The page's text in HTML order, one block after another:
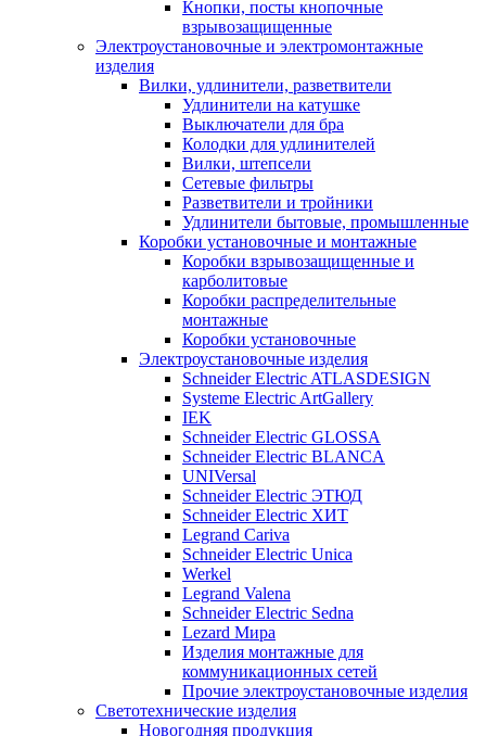
Кнопки, посты кнопочные
взрывозащищенные
Электроустановочные и электромонтажные
изделия
Вилки, удлинители, разветвители
Удлинители на катушке
Выключатели для бра
Колодки для удлинителей
Вилки, штепсели
Сетевые фильтры
Разветвители и тройники
Удлинители бытовые, промышленные
Коробки установочные и монтажные
Коробки взрывозащищенные и
карболитовые
Коробки распределительные
монтажные
Коробки установочные
Электроустановочные изделия
Schneider Electric ATLASDESIGN
Systeme Electric ArtGallery
IEK
Schneider Electric GLOSSA
Schneider Electric BLANCA
UNIVersal
Schneider Electric ЭТЮД
Schneider Electric ХИТ
Legrand Cariva
Schneider Electric Unica
Werkel
Legrand Valena
Schneider Electric Sedna
Lezard Мира
Изделия монтажные для
коммуникационных сетей
Прочие электроустановочные изделия
Светотехнические изделия
Новогодняя продукция